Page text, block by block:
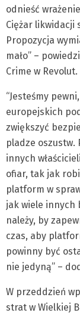
odnieść
Ciężar likwidacji
Propozycja
mało” –
Crime w Revolut.
“Jesteśmy
europejskich
zwiększyć
pladze oszustw.
innych
ofiar, tak jak
platform w
jak wiele innych
należy, by
czas, aby
powinny być
nie jedyną” –
W przeddzień
strat w Wielkiej